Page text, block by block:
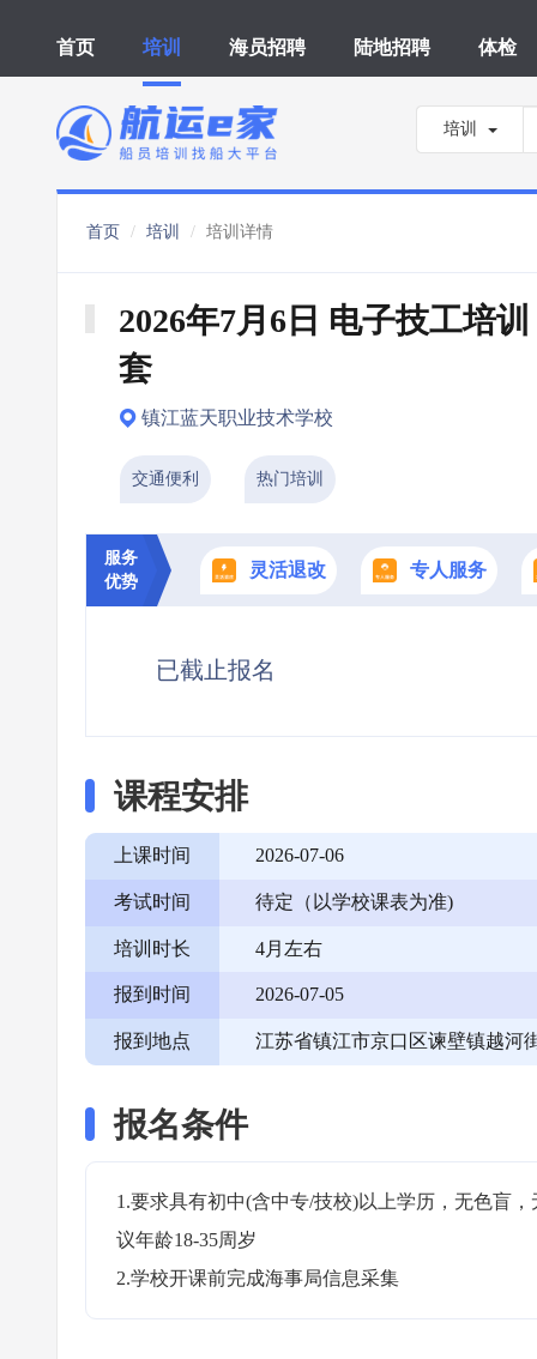
首页 培训 海员招聘 陆地招聘 体检
培训
首页 培训 培训详情
2026年7月6日 电子技工培
套
镇江蓝天职业技术学校
交通便利 热门培训
服务
优势
灵活退改 专人服务
已截止报名
课程安排
上课时间 2026-07-06
考试时间 待定（以学校课表为准)
培训时长 4月左右
报到时间 2026-07-05
报到地点 江苏省镇江市京口区谏壁镇越河
报名条件
1.要求具有初中(含中专/技校)以上学历，无色盲
议年龄18-35周岁
2.学校开课前完成海事局信息采集